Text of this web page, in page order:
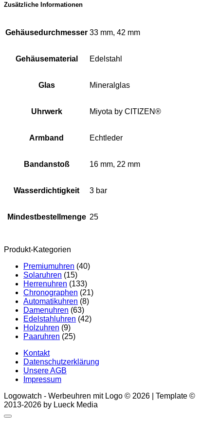
Zusätzliche Informationen
Gehäusedurchmesser 33 mm, 42 mm
Gehäusematerial Edelstahl
Glas Mineralglas
Uhrwerk Miyota by CITIZEN®
Armband Echtleder
Bandanstoß 16 mm, 22 mm
Wasserdichtigkeit 3 bar
Mindestbestellmenge 25
Produkt-Kategorien
Premiumuhren (40)
Solaruhren (15)
Herrenuhren (133)
Chronographen (21)
Automatikuhren (8)
Damenuhren (63)
Edelstahluhren (42)
Holzuhren (9)
Paaruhren (25)
Kontakt
Datenschutzerklärung
Unsere AGB
Impressum
Logowatch - Werbeuhren mit Logo © 2026 | Template ©
2013-2026 by Lueck Media